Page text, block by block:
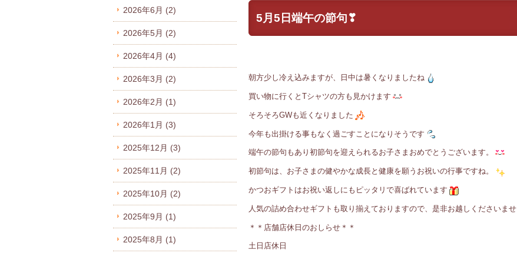
5月5日端午の節句❣
朝方少し冷え込みますが、日中は暑くなりましたね
買い物に行くとTシャツの方も見かけます
そろそろGWも近くなりました
今年も出掛ける事もなく過ごすことになりそうです
端午の節句もあり初節句を迎えられるお子さまおめでとうございます。
初節句は、お子さまの健やかな成長と健康を願うお祝いの行事ですね。
かつおギフトはお祝い返しにもピッタリで喜ばれています
人気の詰め合わせギフトも取り揃えておりますので、是非お越しくださいませ
＊＊店舗店休日のおしらせ＊＊
土日店休日
2026年6月 (2)
2026年5月 (2)
2026年4月 (4)
2026年3月 (2)
2026年2月 (1)
2026年1月 (3)
2025年12月 (3)
2025年11月 (2)
2025年10月 (2)
2025年9月 (1)
2025年8月 (1)